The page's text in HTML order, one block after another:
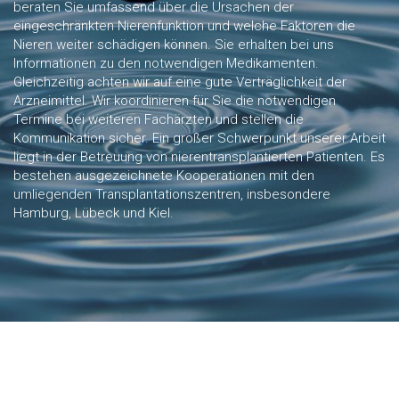
beraten Sie umfassend über die Ursachen der
eingeschränkten Nierenfunktion und welche Faktoren die
Nieren weiter schädigen können. Sie erhalten bei uns
Informationen zu den notwendigen Medikamenten.
Gleichzeitig achten wir auf eine gute Verträglichkeit der
Arzneimittel. Wir koordinieren für Sie die notwendigen
Termine bei weiteren Fachärzten und stellen die
Kommunikation sicher. Ein großer Schwerpunkt unserer Arbeit
liegt in der Betreuung von nierentransplantierten Patienten. Es
bestehen ausgezeichnete Kooperationen mit den
umliegenden Transplantationszentren, insbesondere
Hamburg, Lübeck und Kiel.